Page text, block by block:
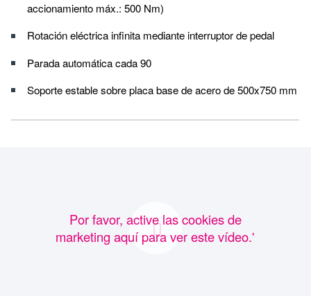
accionamiento máx.: 500 Nm)
Rotación eléctrica infinita mediante interruptor de pedal
Parada automática cada 90
Soporte estable sobre placa base de acero de 500x750 mm
Por favor, active las cookies de
marketing aquí para ver este vídeo.'